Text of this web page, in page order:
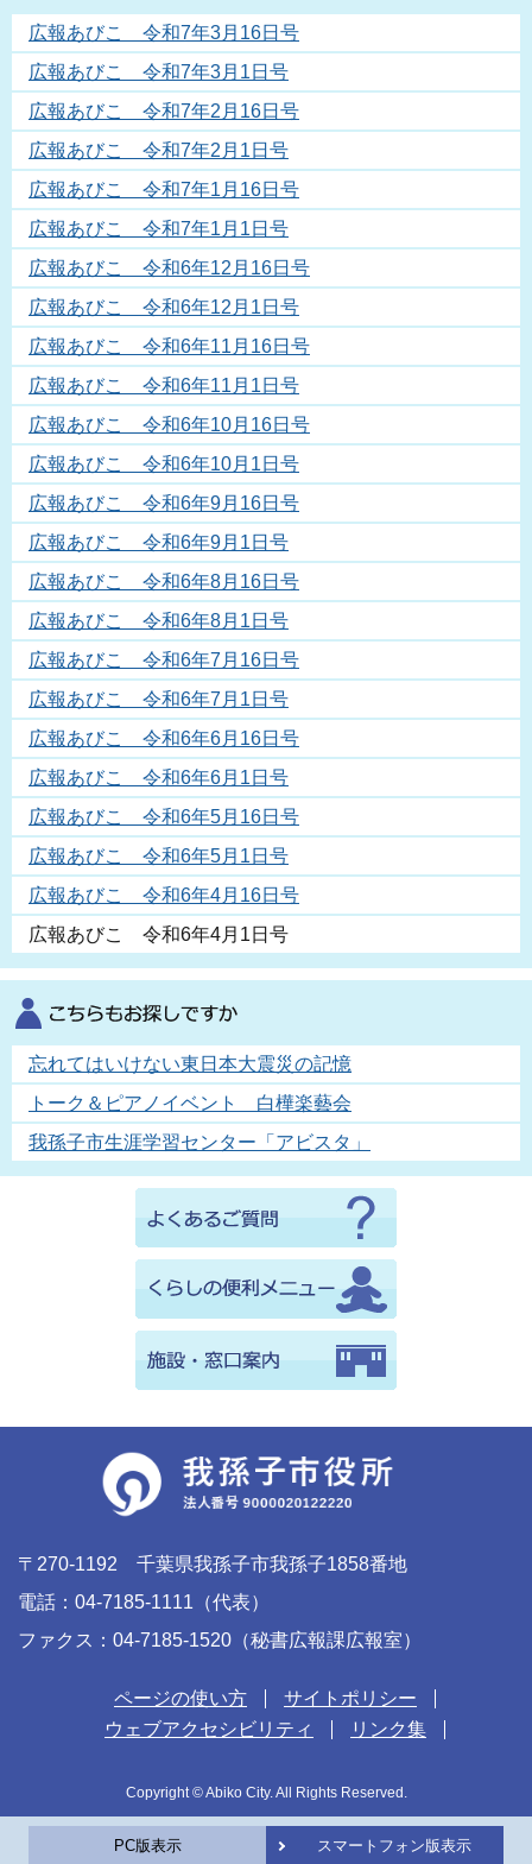
広報あびこ 令和7年3月16日号
広報あびこ 令和7年3月1日号
広報あびこ 令和7年2月16日号
広報あびこ 令和7年2月1日号
広報あびこ 令和7年1月16日号
広報あびこ 令和7年1月1日号
広報あびこ 令和6年12月16日号
広報あびこ 令和6年12月1日号
広報あびこ 令和6年11月16日号
広報あびこ 令和6年11月1日号
広報あびこ 令和6年10月16日号
広報あびこ 令和6年10月1日号
広報あびこ 令和6年9月16日号
広報あびこ 令和6年9月1日号
広報あびこ 令和6年8月16日号
広報あびこ 令和6年8月1日号
広報あびこ 令和6年7月16日号
広報あびこ 令和6年7月1日号
広報あびこ 令和6年6月16日号
広報あびこ 令和6年6月1日号
広報あびこ 令和6年5月16日号
広報あびこ 令和6年5月1日号
広報あびこ 令和6年4月16日号
広報あびこ 令和6年4月1日号
忘れてはいけない東日本大震災の記憶
トーク＆ピアノイベント 白樺楽藝会
我孫子市生涯学習センター「アビスタ」
〒270-1192 千葉県我孫子市我孫子1858番地
電話：04-7185-1111（代表）
ファクス：04-7185-1520（秘書広報課広報室）
ページの使い方
サイトポリシー
ウェブアクセシビリティ
リンク集
Copyright © Abiko City. All Rights Reserved.
PC版表示 スマートフォン版表示